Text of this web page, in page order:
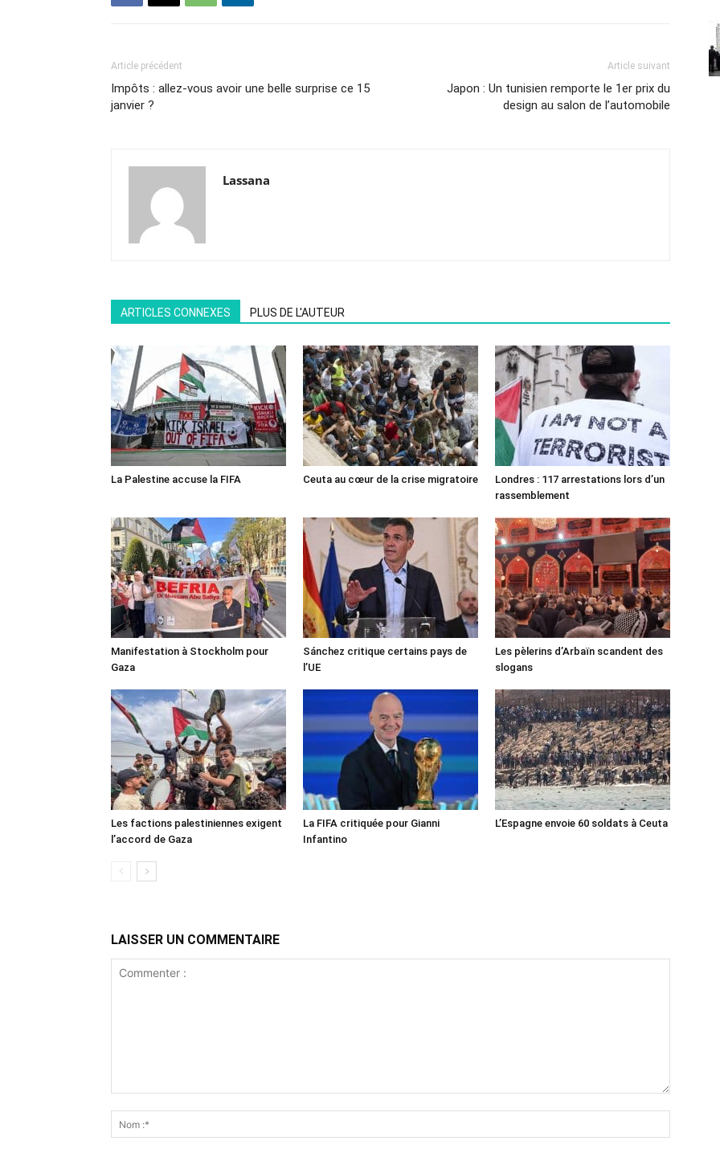
Article précédent
Impôts : allez-vous avoir une belle surprise ce 15
janvier ?
Article suivant
Japon : Un tunisien remporte le 1er prix du
design au salon de l’automobile
Lassana
ARTICLES CONNEXES PLUS DE L'AUTEUR
La Palestine accuse la FIFA Ceuta au cœur de la crise migratoire
Londres : 117 arrestations lors d’un
rassemblement
Manifestation à Stockholm pour
Gaza
Sánchez critique certains pays de
l’UE
Les pèlerins d’Arbaïn scandent des
slogans
Les factions palestiniennes exigent
l’accord de Gaza
La FIFA critiquée pour Gianni
Infantino
L’Espagne envoie 60 soldats à Ceuta
LAISSER UN COMMENTAIRE